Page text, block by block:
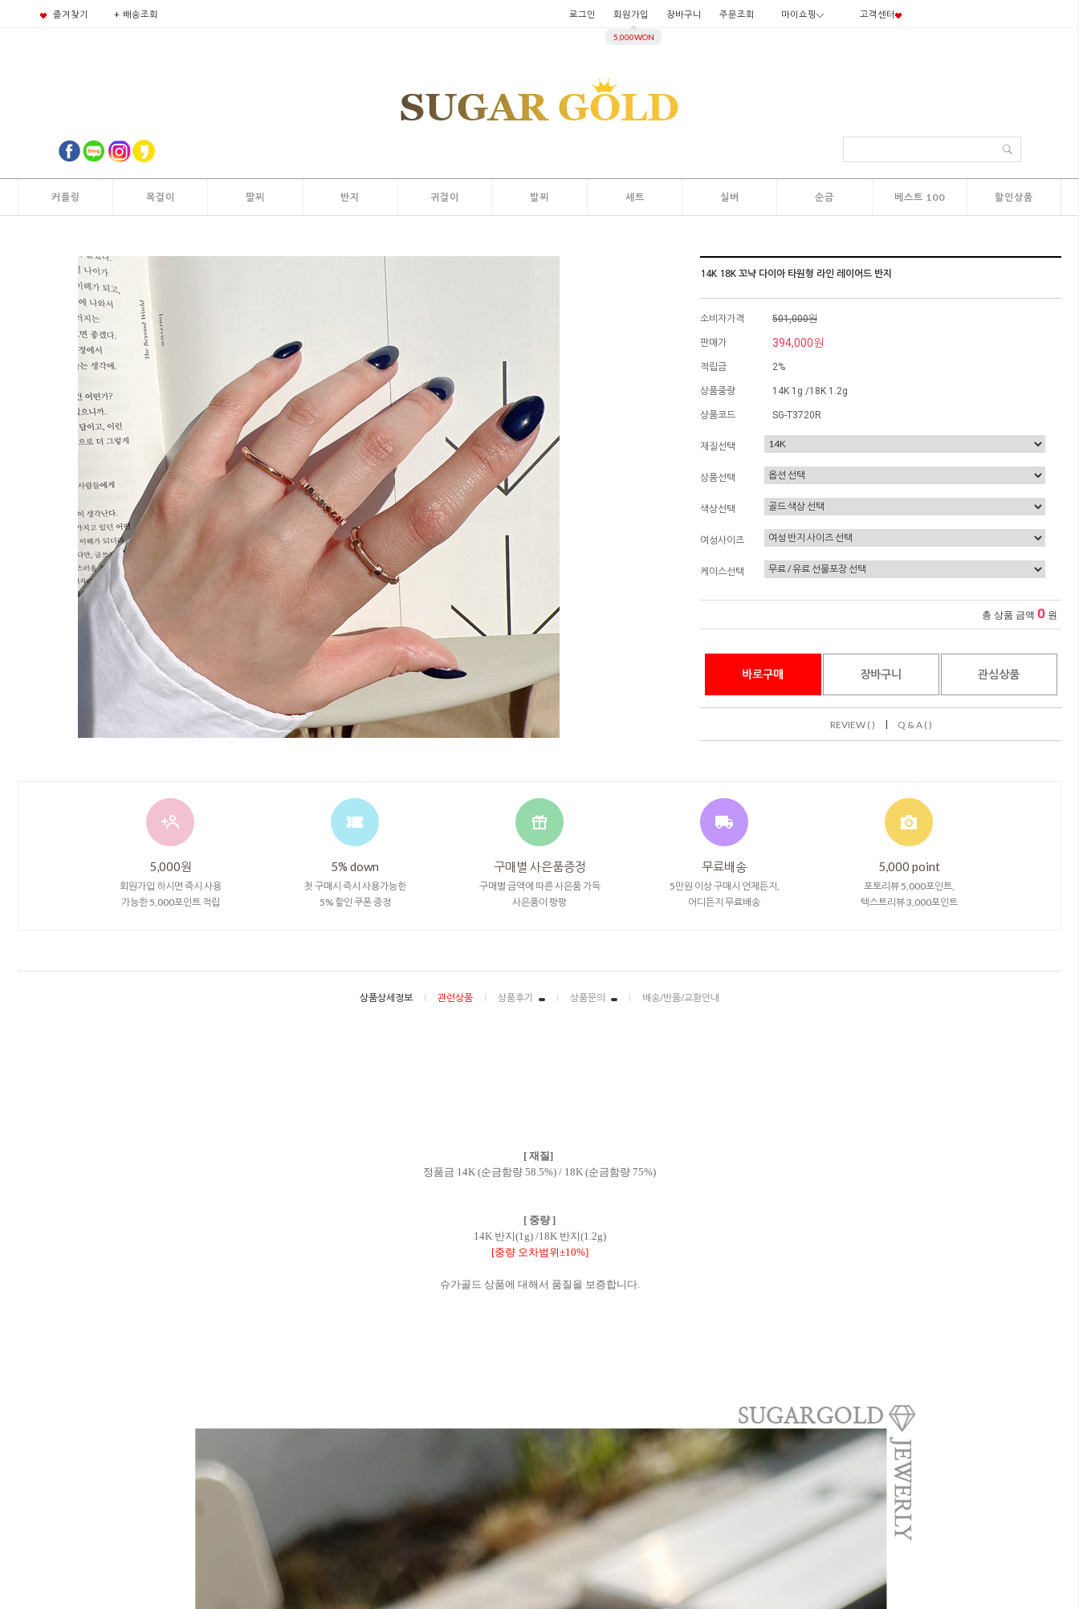
즐겨찾기 + 배송조회 로그인 회원가입
5,000WON
장바구니 주문조회 마이쇼핑 고객센터
커플링 목걸이 팔찌 반지 귀걸이 발찌 세트 실버 순금 베스트 100 할인상품
14K 18K 꼬냑 다이아 타원형 라인 레이어드 반지
소비자가격 501,000원
판매가 394,000원
적립금 2%
상품중량 14K 1g /18K 1.2g
상품코드 SG-T3720R
재질선택
상품선택
색상선택
여성사이즈
케이스선택
총 상품 금액 0 원
바로구매 장바구니 관심상품
REVIEW ( ) | Q & A ( )
5,000원
회원가입 하시면 즉시 사용
가능한 5,000포인트 적립
5% down
첫 구매시 즉시 사용가능한
5% 할인 쿠폰 증정
구매별 사은품증정
구매별 금액에 따른 사은품 가득
사은품이 팡팡
무료배송
5만원 이상 구매시 언제든지,
어디든지 무료배송
5,000 point
포토리뷰 5,000포인트,
텍스트리뷰 3,000포인트
상품상세정보 관련상품 상품후기 상품문의 배송/반품/교환안내
[ 재질]
정품금 14K (순금함량 58.5%) / 18K (순금함량 75%)
[ 중량 ]
14K 반지(1g) /18K 반지(1.2g)
[중량 오차범위±10%]
슈가골드 상품에 대해서 품질을 보증합니다.